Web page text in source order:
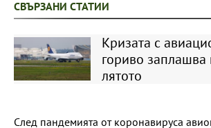
СВЪРЗАНИ СТАТИИ
Кризата с
гориво заплашва
лятото
След пандемията от коронавируса